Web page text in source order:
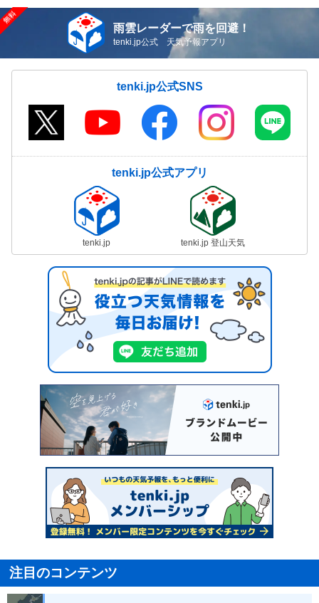
雨雲レーダーで雨を回避！
tenki.jp公式 天気予報アプリ
tenki.jp公式SNS
tenki.jp公式アプリ
tenki.jp tenki.jp 登山天気
注目のコンテンツ